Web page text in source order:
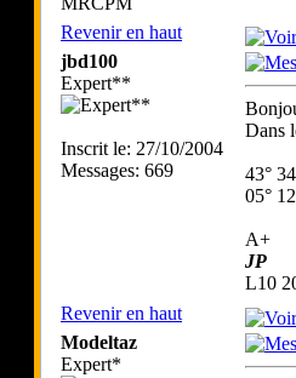
Revenir en haut
jbd100
Expert**
Inscrit le: 27/10/2004
Messages: 669
Dans
43°
05°
A+
JP
L10
Revenir en haut
Modeltaz
Expert*